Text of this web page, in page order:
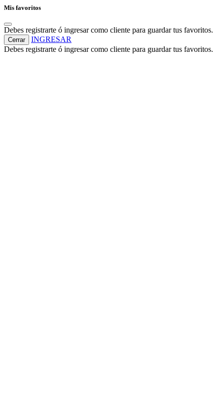
Mis favoritos
Debes registrarte ó ingresar como cliente para guardar tus favoritos.
Cerrar
INGRESAR
Debes registrarte ó ingresar como cliente para guardar tus favoritos.